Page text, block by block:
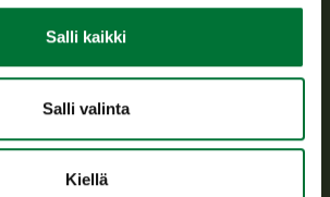
Salli kaikki
Salli valinta
Kiellä